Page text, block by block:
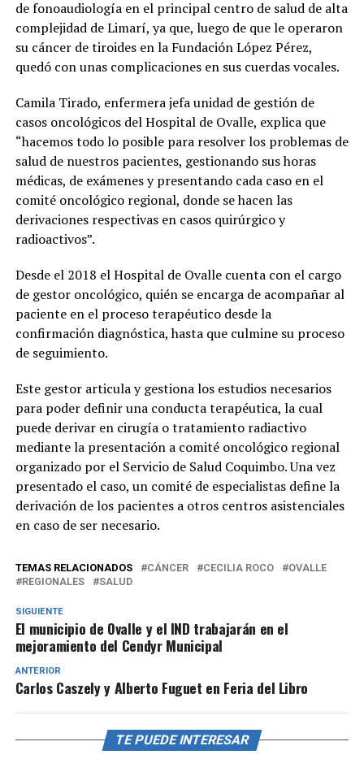
de fonoaudiología en el principal centro de salud de alta
complejidad de Limarí, ya que, luego de que le operaron
su cáncer de tiroides en la Fundación López Pérez,
quedó con unas complicaciones en sus cuerdas vocales.
Camila Tirado, enfermera jefa unidad de gestión de
casos oncológicos del Hospital de Ovalle, explica que
“hacemos todo lo posible para resolver los problemas de
salud de nuestros pacientes, gestionando sus horas
médicas, de exámenes y presentando cada caso en el
comité oncológico regional, donde se hacen las
derivaciones respectivas en casos quirúrgico y
radioactivos”.
Desde el 2018 el Hospital de Ovalle cuenta con el cargo
de gestor oncológico, quién se encarga de acompañar al
paciente en el proceso terapéutico desde la
confirmación diagnóstica, hasta que culmine su proceso
de seguimiento.
Este gestor articula y gestiona los estudios necesarios
para poder definir una conducta terapéutica, la cual
puede derivar en cirugía o tratamiento radiactivo
mediante la presentación a comité oncológico regional
organizado por el Servicio de Salud Coquimbo. Una vez
presentado el caso, un comité de especialistas define la
derivación de los pacientes a otros centros asistenciales
en caso de ser necesario.
TEMAS RELACIONADOS CÁNCER CECILIA ROCO
OVALLE
REGIONALES
SALUD
SIGUIENTE
El municipio de Ovalle y el IND trabajarán en el
mejoramiento del Cendyr Municipal
ANTERIOR
Carlos Caszely y Alberto Fuguet en Feria del Libro
TE PUEDE INTERESAR